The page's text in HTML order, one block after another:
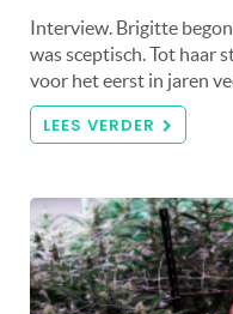
Interview. Brigitte
was sceptisch. Tot haar
voor het eerst in jaren
LEES VERDER